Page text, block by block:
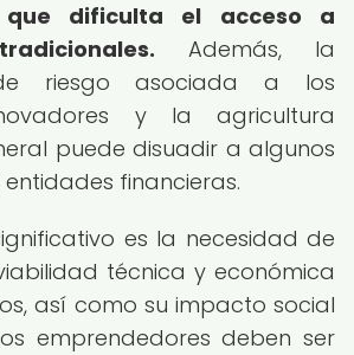
dificulta el acceso a
Además, la
riesgo asociada a los
y la agricultura
puede disuadir a algunos
entidades financieras.
es la necesidad de
técnica y económica
así como su impacto social
emprendedores deben ser